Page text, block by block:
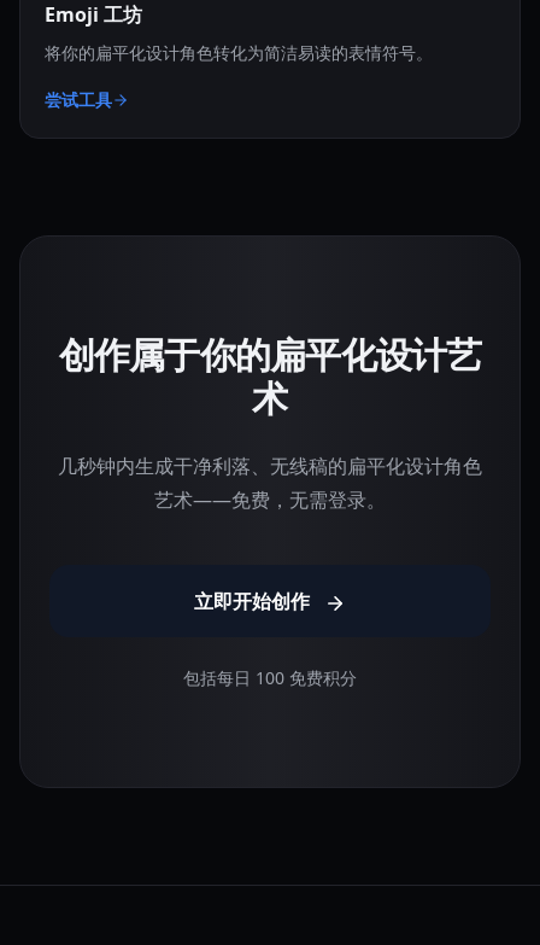
Emoji 工坊
将你的扁平化设计角色转化为简洁易读的表情符号。
尝试工具
创作属于你的扁平化设计艺
术
几秒钟内生成干净利落、无线稿的扁平化设计角色
艺术——免费，无需登录。
立即开始创作
包括每日 100 免费积分